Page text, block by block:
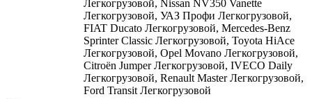
Легкогрузовой, Nissan NV350 Vanette
Легкогрузовой, УАЗ Профи Легкогрузовой,
FIAT Ducato Легкогрузовой, Mercedes-Benz
Sprinter Classic Легкогрузовой, Toyota HiAce
Легкогрузовой, Opel Movano Легкогрузовой,
Citroën Jumper Легкогрузовой, IVECO Daily
Легкогрузовой, Renault Master Легкогрузовой,
Ford Transit Легкогрузовой